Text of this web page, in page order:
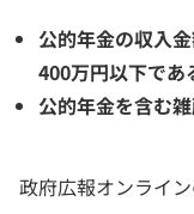
公的年金の収入
400万円以下であ
公的年金を含む
政府広報オンライ